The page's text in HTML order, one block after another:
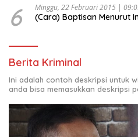
6 Minggu, 22 Februari 2015 |
(Cara) Baptisan Menurut
Berita Kriminal
Ini adalah contoh deskripsi untuk
anda bisa memasukkan deskripsi